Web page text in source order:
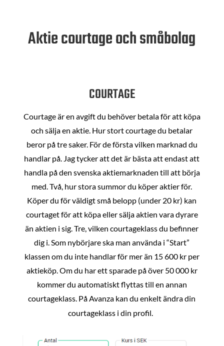
Aktie courtage och småbolag
COURTAGE
Courtage är en avgift du behöver betala för att köpa
och sälja en aktie. Hur stort courtage du betalar
beror på tre saker. För de första vilken marknad du
handlar på. Jag tycker att det är bästa att endast att
handla på den svenska aktiemarknaden till att börja
med. Två, hur stora summor du köper aktier för.
Köper du för väldigt små belopp (under 20 kr) kan
courtaget för att köpa eller sälja aktien vara dyrare
än aktien i sig. Tre, vilken courtageklass du befinner
dig i. Som nybörjare ska man använda i “Start”
klassen om du inte handlar för mer än 15 600 kr per
aktieköp. Om du har ett sparade på över 50 000 kr
kommer du automatiskt flyttas till en annan
courtageklass. På Avanza kan du enkelt ändra din
courtageklass i din profil.